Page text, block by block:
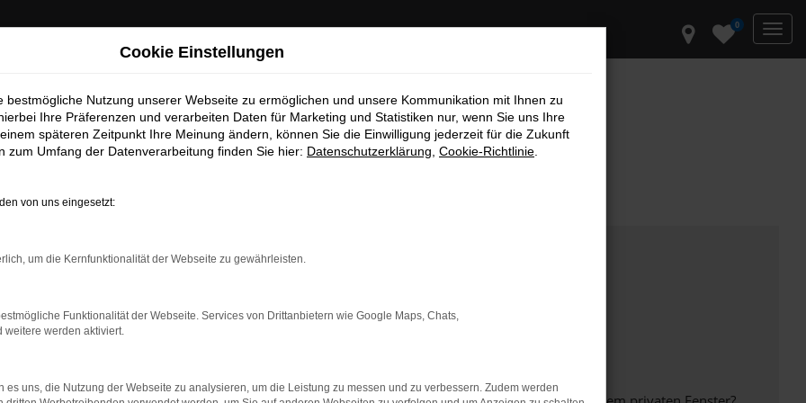
0
Cookie Einstellungen
bestmögliche Nutzung unserer Webseite zu ermöglichen und unsere Kommunikation mit Ihnen zu
Ihre Präferenzen und verarbeiten Daten für Marketing und Statistiken nur, wenn Sie uns Ihre
späteren Zeitpunkt Ihre Meinung ändern, können Sie die Einwilligung jederzeit für die Zukunft
zum Umfang der Datenverarbeitung finden Sie hier: Datenschutzerklärung Cookie-Richtlinie
von uns eingesetzt:
um die Kernfunktionalität der Webseite zu gewährleisten.
Funktionalität der Webseite. Services von Drittanbietern wie Google Maps, Chats,
weitere werden aktiviert.
es uns, die Nutzung der Webseite zu analysieren, um die Leistung zu messen und zu verbessern. Zudem werden